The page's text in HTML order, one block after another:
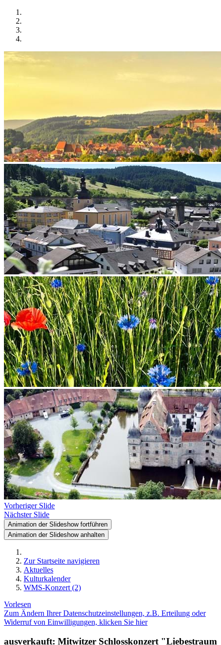
Vorheriger Slide
Nächster Slide
Animation der Slideshow fortführen
Animation der Slideshow anhalten
Zur Startseite navigieren
Aktuelles
Kulturkalender
WMS-Konzert (2)
Vorlesen
Zum Ändern Ihrer Datenschutzeinstellungen, z.B. Erteilung oder
Widerruf von Einwilligungen, klicken Sie hier
ausverkauft: Mitwitzer Schlosskonzert "Liebestraum